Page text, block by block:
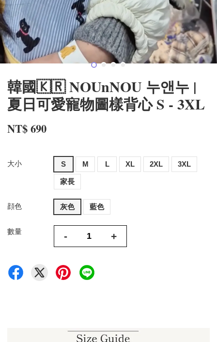
韓國🇰🇷 NOUnNOU 누앤누 |
夏日可愛寵物圖樣背心 S - 3XL
NT$ 690
大小 S M L XL 2XL 3XL
家長
顔色 灰色 藍色
數量 - +